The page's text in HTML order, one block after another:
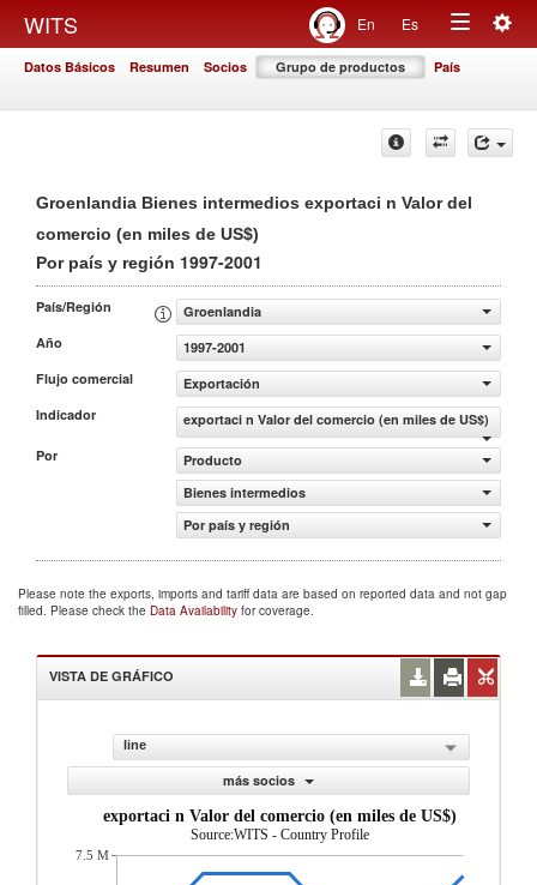
WITS En Es
Toggle
Datos Básicos Resumen Socios Grupo de productos País
Groenlandia Bienes intermedios exportaci n Valor del
comercio (en miles de US$)
Por país y región 1997-2001
País/Región
Groenlandia
Año
1997-2001
Flujo comercial
Exportación
Indicador
exportaci n Valor del comercio (en miles de US$)
Por
Producto
Bienes intermedios
Por país y región
Please note the exports, imports and tariff data are based on reported data and not gap
filled. Please check the Data Availability for coverage.
VISTA DE GRÁFICO
line
más socios
exportaci n Valor del comercio (en miles de US$)
Source:WITS - Country Profile
7.5 M